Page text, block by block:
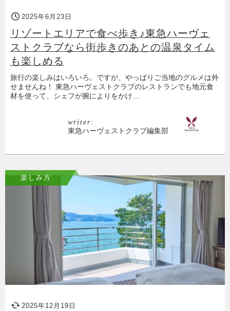
2025年6月23日
リゾートエリアで食べ歩き♪東急ハーヴェ
ストクラブなら街歩きのあとの温泉タイム
も楽しめる
旅行の楽しみはいろいろ。ですが、やっぱりご当地のグルメは外
せませんね！ 東急ハーヴェストクラブのレストランでも地元食
材を使って、シェフが腕によりをかけ…
writer:
東急ハーヴェストクラブ編集部
楽しみ方
2025年12月19日